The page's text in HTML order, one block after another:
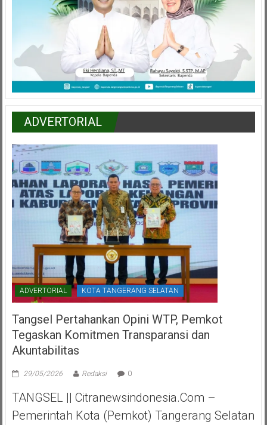
ADVERTORIAL
ADVERTORIAL KOTA TANGERANG SELATAN
Tangsel Pertahankan Opini WTP, Pemkot
Tegaskan Komitmen Transparansi dan
Akuntabilitas
29/05/2026 Redaksi 0
TANGSEL || Citranewsindonesia.com –
Pemerintah Kota (Pemkot) Tangerang Selatan